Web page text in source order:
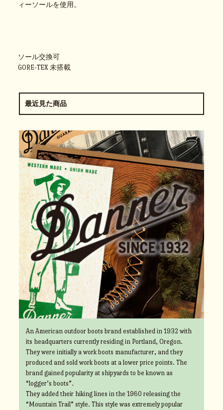
ィーソールを使用。
ソール交換可
GORE-TEX 未搭載
最近見た商品
An American outdoor boots brand established in 1932 with
its headquarters currently residing in Portland, Oregon.
They were initially a work boots manufacturer, and they
produced and sold work boots at a lower price points. The
brand gained popularity at shipyards to be known as
“logger’s boots”.
They added their hiking lines in the 1960 releasing the
“Mountain Trail” style. This style was extremely popular